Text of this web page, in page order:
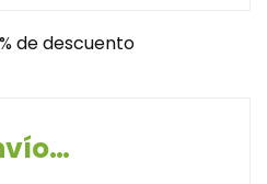
de descuento
Envío Gratis